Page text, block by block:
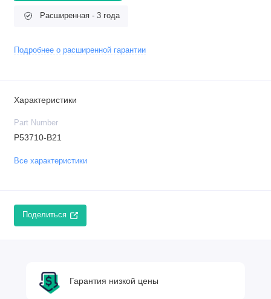
Расширенная - 3 года
Подробнее о расширенной гарантии
Характеристики
Part Number
P53710-B21
Все характеристики
Поделиться
Гарантия низкой цены